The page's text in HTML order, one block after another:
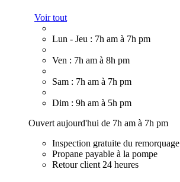
Voir tout
Lun - Jeu : 7h am à 7h pm
Ven : 7h am à 8h pm
Sam : 7h am à 7h pm
Dim : 9h am à 5h pm
Ouvert aujourd'hui de 7h am à 7h pm
Inspection gratuite du remorquage
Propane payable à la pompe
Retour client 24 heures